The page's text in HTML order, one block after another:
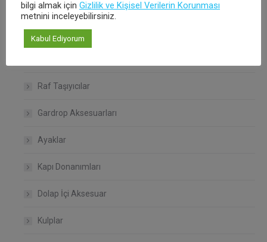
Hakkımızda
Ürünlerimiz
Raf Taşıyıcılar
Gardrop Aksesuarları
Ayaklar
Kapı Donanımları
Dolap İçi Aksesuar
Kulplar
bilgi almak için Gizlilik ve Kişisel Verilerin Korunması
metnini inceleyebilirsiniz.
Kabul Ediyorum